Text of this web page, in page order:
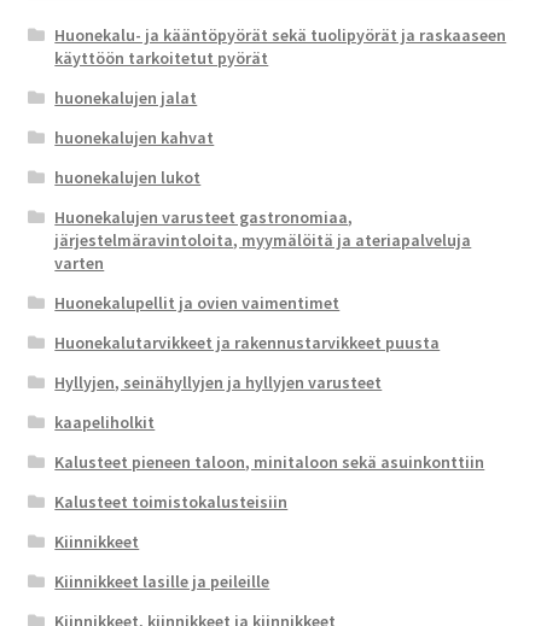
Huonekalu- ja kääntöpyörät sekä tuolipyörät ja raskaaseen
käyttöön tarkoitetut pyörät
huonekalujen jalat
huonekalujen kahvat
huonekalujen lukot
Huonekalujen varusteet gastronomiaa,
järjestelmäravintoloita, myymälöitä ja ateriapalveluja
varten
Huonekalupellit ja ovien vaimentimet
Huonekalutarvikkeet ja rakennustarvikkeet puusta
Hyllyjen, seinähyllyjen ja hyllyjen varusteet
kaapeliholkit
Kalusteet pieneen taloon, minitaloon sekä asuinkonttiin
Kalusteet toimistokalusteisiin
Kiinnikkeet
Kiinnikkeet lasille ja peileille
Kiinnikkeet, kiinnikkeet ja kiinnikkeet